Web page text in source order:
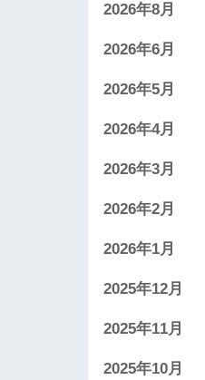
2026年8月
2026年6月
2026年5月
2026年4月
2026年3月
2026年2月
2026年1月
2025年12月
2025年11月
2025年10月